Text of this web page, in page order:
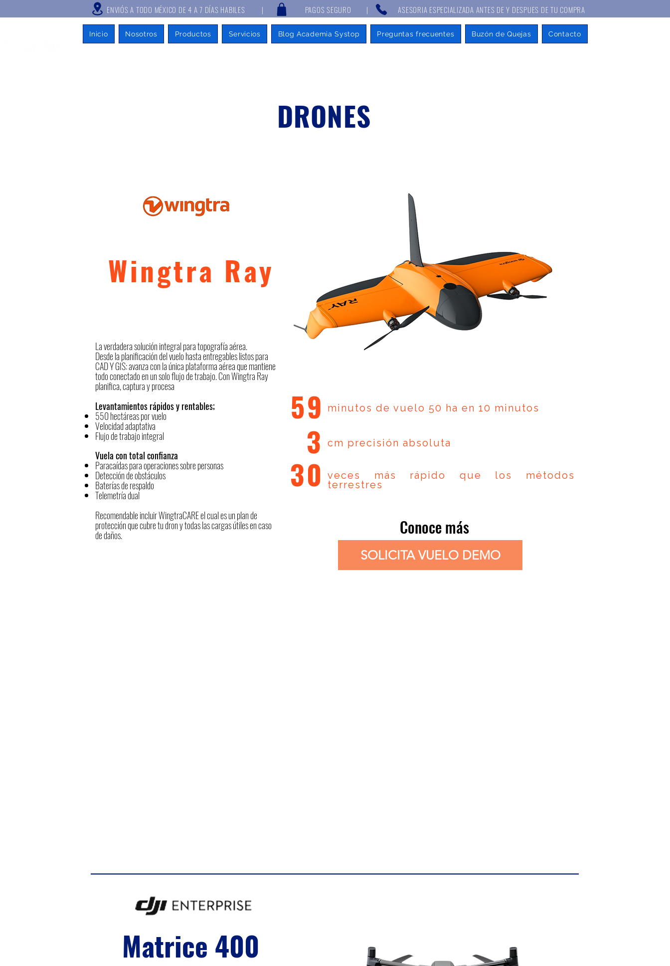
ENVIÓS A TODO MÉXICO DE 4 A 7 DÍAS HABILES | PAGOS SEGURO | ASESORIA ESPECIALIZADA ANTES DE Y DESPUES DE TU COMPRA
Inicio Nosotros Productos Servicios Blog Academia Systop Preguntas frecuentes Buzón de Quejas Contacto
DRONES
59 minutos de vuelo 50 ha en 10 minutos
3 cm precisión absoluta
veces más rápido que los métodos
terrestres
30
La verdadera solución integral para topografía aérea.
Desde la planificación del vuelo hasta entregables listos para
CAD Y GIS: avanza con la única plataforma aérea que mantiene
todo conectado en un solo flujo de trabajo. Con Wingtra Ray
planifica, captura y procesa
Levantamientos rápidos y rentables;
550 hectáreas por vuelo
Velocidad adaptativa
Flujo de trabajo integral
Vuela con total confianza
Paracaídas para operaciones sobre personas
Detección de obstáculos
Baterías de respaldo
Telemetría dual
Recomendable incluir WingtraCARE el cual es un plan de
protección que cubre tu dron y todas las cargas útiles en caso
de daños.
Wingtra Ray
SOLICITA VUELO DEMO
Conoce más
Matrice 400